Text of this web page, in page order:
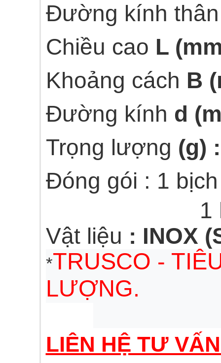
Đường kính
Chiều cao L
Khoảng cách B
Đường kính d
Trọng lượng (g)
Đóng gói : 1
1 hộp /
Vật liệu : INOX
*TRUSCO -
LƯỢNG.
LIÊN HỆ TƯ